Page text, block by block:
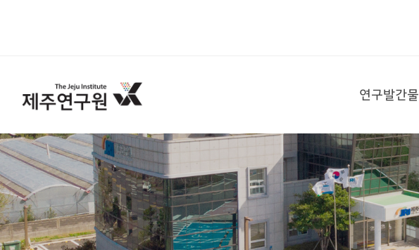
연구발간물